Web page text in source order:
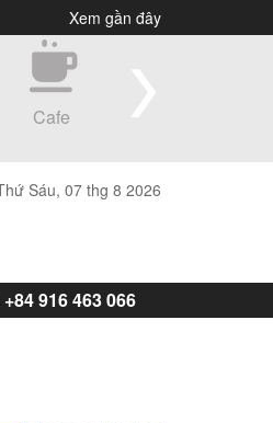
Xem gần đây
Cafe
Sáu, 07 thg 8 2026
916 463 066